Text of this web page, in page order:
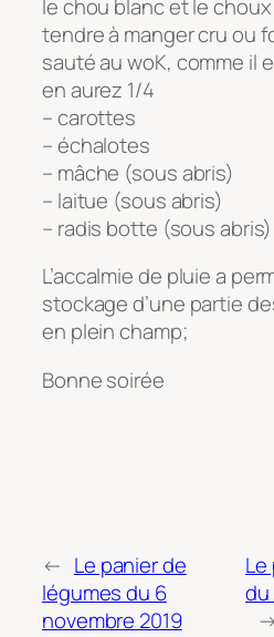
le chou blanc et le
tendre à manger cru ou
sauté au woK, comme il
en aurez 1/4
– carottes
– échalotes
– mâche (sous abris)
– laitue (sous abris)
– radis botte (sous abris)
L’accalmie de pluie a
stockage d’une partie
en plein champ;
Bonne soirée
← Le panier de
légumes du 6
novembre 2019
du
→